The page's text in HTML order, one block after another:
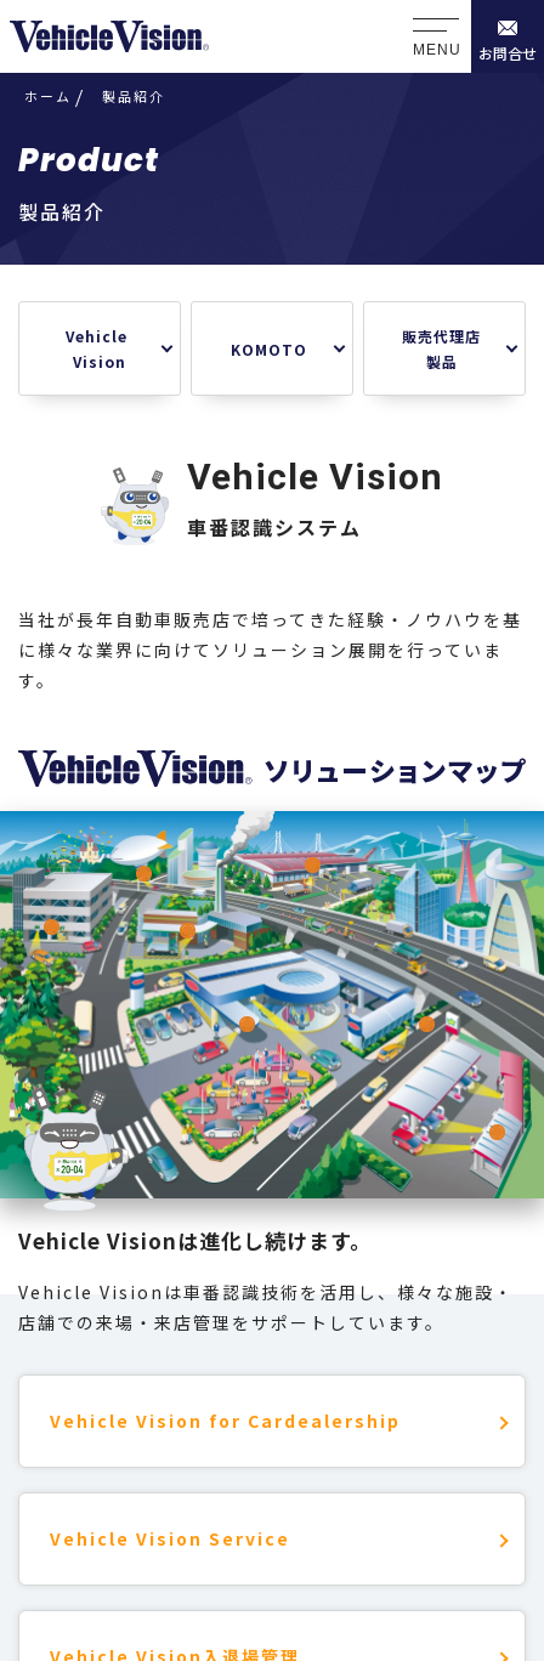
MENU お問合せ
ホーム 製品紹介
Product
製品紹介
Vehicle
Vision
KOMOTO
販売代理店
製品
Vehicle Vision
車番認識システム
当社が長年自動車販売店で培ってきた経験・ノウハウを基
に様々な業界に向けてソリューション展開を行っていま
す。
Vehicle Visionは進化し続けます。
Vehicle Visionは車番認識技術を活用し、 様々な施設・
店舗での来場・来店管理をサポートしています。
Vehicle Vision for Cardealership
Vehicle Vision Service
Vehicle Vision入退場管理